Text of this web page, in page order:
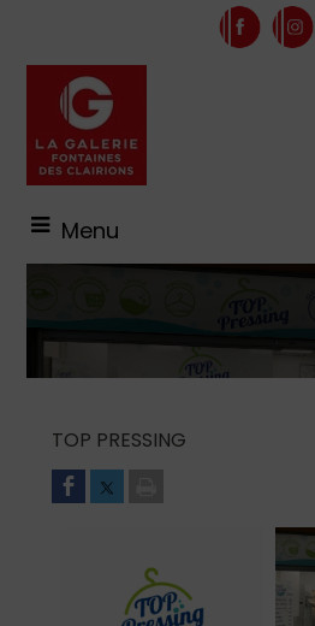
Menu
TOP PRESSING